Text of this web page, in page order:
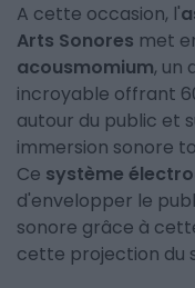
A cette occasion, l'
Arts Sonores met
acousmomium, un
incroyable offrant
autour du public et
immersion sonore
Ce système
d'envelopper le
sonore grâce à
cette projection du